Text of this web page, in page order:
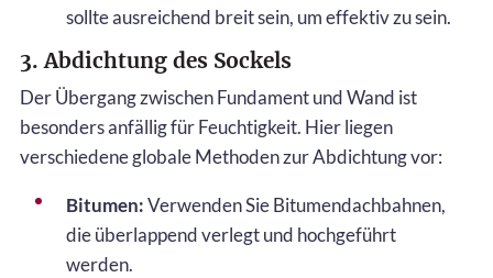
sollte ausreichend breit sein, um effektiv zu sein.
3. Abdichtung des Sockels
Der Übergang zwischen Fundament und Wand ist
besonders anfällig für Feuchtigkeit. Hier liegen
verschiedene globale Methoden zur Abdichtung vor:
Bitumen:Verwenden Sie Bitumendachbahnen,
die überlappend verlegt und hochgeführt
werden.